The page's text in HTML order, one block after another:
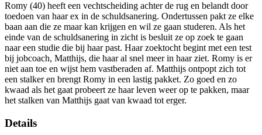
Romy (40) heeft een vechtscheiding achter de rug en belandt door
toedoen van haar ex in de schuldsanering. Ondertussen pakt ze elke
baan aan die ze maar kan krijgen en wil ze gaan studeren. Als het
einde van de schuldsanering in zicht is besluit ze op zoek te gaan
naar een studie die bij haar past. Haar zoektocht begint met een test
bij jobcoach, Matthijs, die haar al snel meer in haar ziet. Romy is er
niet aan toe en wijst hem vastberaden af. Matthijs ontpopt zich tot
een stalker en brengt Romy in een lastig pakket. Zo goed en zo
kwaad als het gaat probeert ze haar leven weer op te pakken, maar
het stalken van Matthijs gaat van kwaad tot erger.
Details